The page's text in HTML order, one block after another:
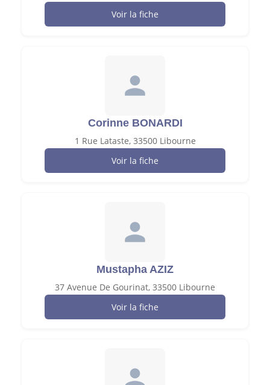
Voir la fiche
Corinne BONARDI
1 Rue Lataste, 33500 Libourne
Voir la fiche
Mustapha AZIZ
37 Avenue De Gourinat, 33500 Libourne
Voir la fiche